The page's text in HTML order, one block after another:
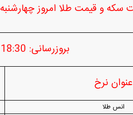
و قیمت طلا امروز چهارشنبه 9 اردیبهشت 1405
بروزرسانی: 18:30
عنوان نرخ
انس طلا